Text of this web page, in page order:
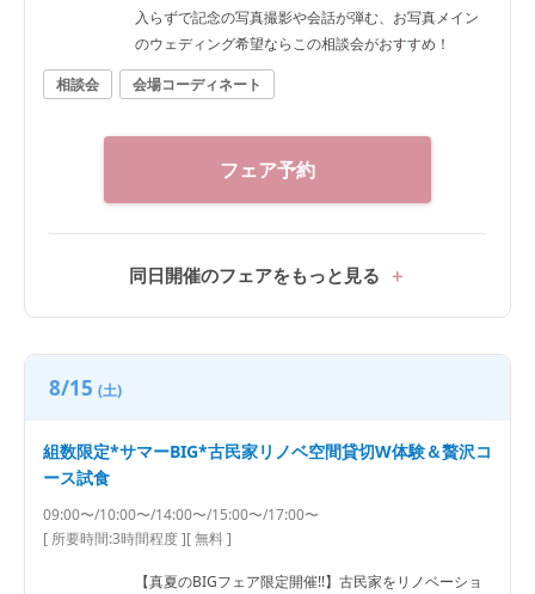
入らずで記念の写真撮影や会話が弾む、お写真メイン
のウェディング希望ならこの相談会がおすすめ！
相談会
会場コーディネート
フェア予約
同日開催のフェアをもっと見る
8/15 (土)
組数限定*サマーBIG*古民家リノベ空間貸切W体験＆贅沢コ
ース試食
09:00〜/10:00〜/14:00〜/15:00〜/17:00〜
[ 所要時間:3時間程度][ 無料 ]
【真夏のBIGフェア限定開催!!】古民家をリノベーショ